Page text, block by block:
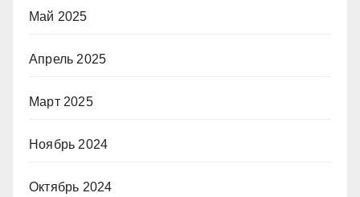
Май 2025
Апрель 2025
Март 2025
Ноябрь 2024
Октябрь 2024